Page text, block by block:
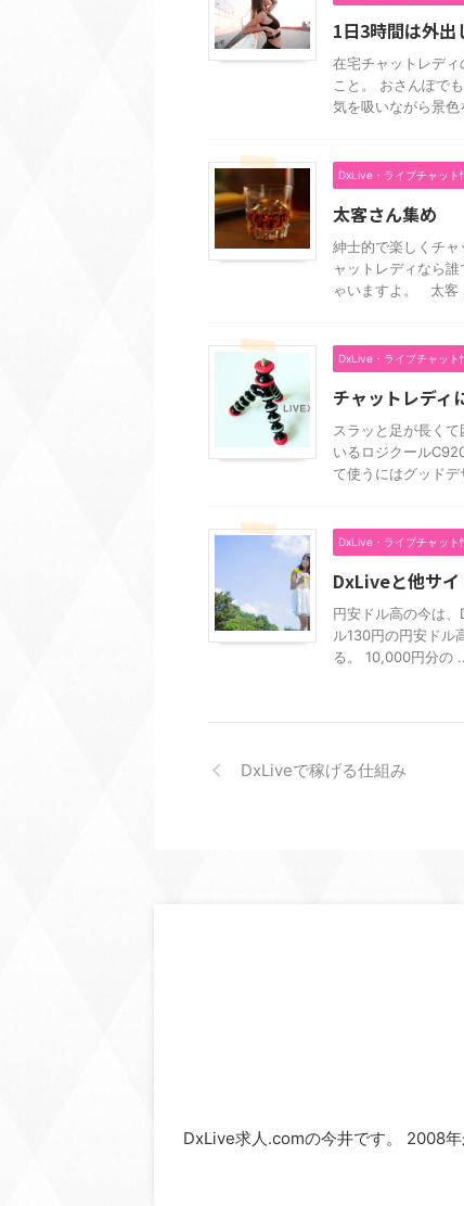
1日3時間は外出
在宅チャットレデ
こと。 おさんぽで
気を吸いながら景
DxLive・ライブチャット
太客さん集め
紳士的で楽しくチ
ャットレディなら
ゃいますよ。 太客
DxLive・ライブチャット
チャットレディ
スラッと足が長く
いるロジクール
て使うにはグッド
DxLive・ライブチャット
DxLiveと他サイ
円安ドル高の今は
ル130円の円安ドル
る。 10,000円分の
DxLiveで稼げる仕組み
DxLive求人.comの今井です。 2008